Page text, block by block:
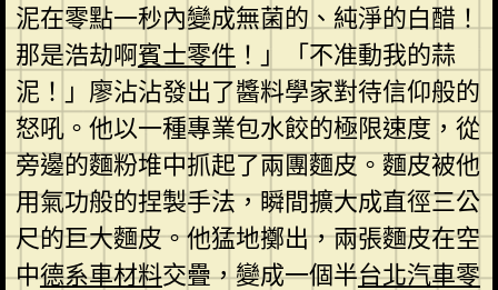
泥在零點一秒內變成無菌的、純淨的白醋！
那是浩劫啊賓士零件 ！」「不准動我的蒜
泥！」廖沾沾發出了醬料學家對待信仰般的
怒吼。他以一種專業包水餃的極限速度，從
旁邊的麵粉堆中抓起了兩團麵皮。麵皮被他
用氣功般的捏製手法，瞬間擴大成直徑三公
尺的巨大麵皮。他猛地擲出，兩張麵皮在空
中德系車材料交疊，變成一個半台北汽車零